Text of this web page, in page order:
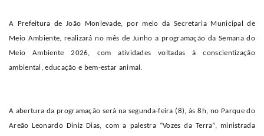
A Prefeitura de João Monlevade, por meio da Secretaria Municipal de
Meio Ambiente, realizará no mês de Junho a programação da Semana do
Meio Ambiente 2026, com atividades voltadas à conscientização
ambiental, educação e bem-estar animal.
A abertura da programação será na segunda-feira (8), às 8h, no Parque do
Areão Leonardo Diniz Dias, com a palestra “Vozes da Terra”, ministrada